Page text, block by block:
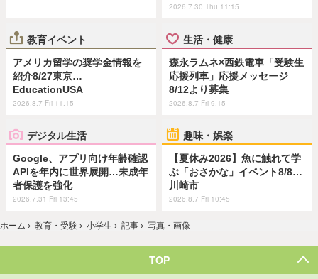
2026.7.30 Thu 11:15
教育イベント
アメリカ留学の奨学金情報を
紹介8/27東京…
EducationUSA
2026.8.7 Fri 11:15
生活・健康
森永ラムネ×西鉄電車「受験生
応援列車」応援メッセージ
8/12より募集
2026.8.7 Fri 9:15
デジタル生活
Google、アプリ向け年齢確認
APIを年内に世界展開…未成年
者保護を強化
2026.7.31 Fri 13:45
趣味・娯楽
【夏休み2026】魚に触れて学
ぶ「おさかな」イベント8/8…
川崎市
2026.8.7 Fri 10:45
ホーム › 教育・受験 › 小学生 › 記事 › 写真・画像
TOP